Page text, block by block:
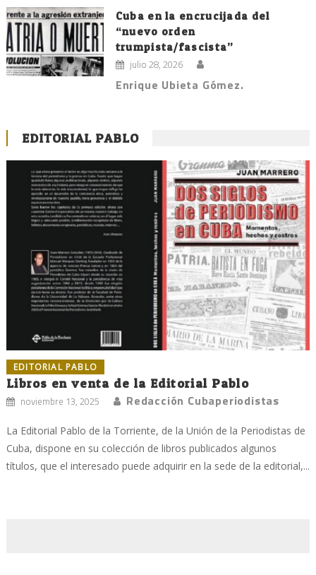
Cuba en la encrucijada del
“nuevo orden
trumpista/fascista”
julio 28, 2026
Enrique Ubieta Gómez.
EDITORIAL PABLO
EDITORIAL PABLO
Libros en venta de la Editorial Pablo
noviembre 13, 2025 Redacción Cubaperiodistas
La Editorial Pablo de la Torriente, de la Unión de la Periodistas de
Cuba, dispone en su colección de libros publicados algunos
títulos, que el interesado puede adquirir en la sede de la editorial,...